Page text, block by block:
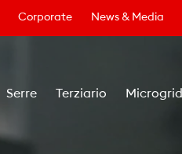
Corporate News & Media
Serre Terziario Microgrid